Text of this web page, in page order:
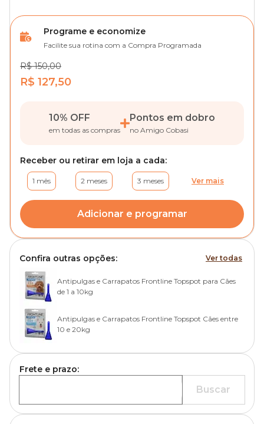
Programe e economize
Facilite sua rotina com a Compra Programada
R$ 150,00
R$ 127,50
10% OFF
em todas as compras
Pontos em dobro
no Amigo Cobasi
Receber ou retirar em loja a cada:
1 mês 2 meses 3 meses Ver mais
Adicionar e programar
Confira outras opções: Ver todas
Antipulgas e Carrapatos Frontline Topspot para Cães
de 1 a 10kg
Antipulgas e Carrapatos Frontline Topspot Cães entre
10 e 20kg
Frete e prazo:
Buscar